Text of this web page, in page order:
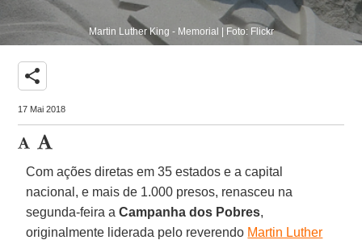
Martin Luther King - Memorial | Foto: Flickr
share
17 Mai 2018
Com ações diretas em 35 estados e a capital
nacional, e mais de 1.000 presos, renasceu na
segunda-feira aCampanha dos Pobres,
originalmente liderada pelo reverendo Martin Luther